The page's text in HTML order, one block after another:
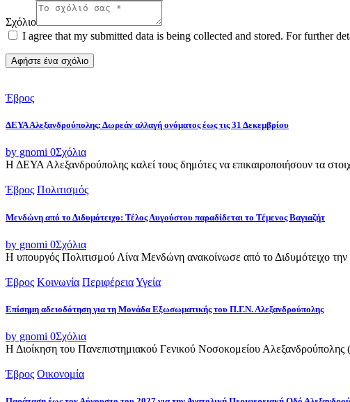
Σχόλιο
I agree that my submitted data is being collected and stored. For further
Έβρος
ΔΕΥΑ Αλεξανδρούπολης: Δωρεάν αλλαγή ονόματος έως τις 31 Δεκεμβρίου
by gnomi 0Σχόλια
Η ΔΕΥΑ Αλεξανδρούπολης καλεί τους δημότες να επικαιροποιήσουν τα
Έβρος Πολιτισμός
Μενδώνη από το Διδυμότειχο: Τέλος Αυγούστου παραδίδεται το Τέμενος Βαγιαζήτ
by gnomi 0Σχόλια
Η υπουργός Πολιτισμού Λίνα Μενδώνη ανακοίνωσε από το Διδυμότειχο
Έβρος Κοινωνία ΠεριφέρειαΥγεία
Επίσημη αδειοδότηση για τη Μονάδα Εξωσωματικής του Π.Γ.Ν. Αλεξανδρούπολης
by gnomi 0Σχόλια
Η Διοίκηση του Πανεπιστημιακού Γενικού Νοσοκομείου
Έβρος Οικονομία